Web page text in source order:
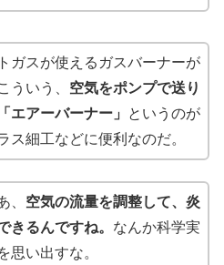
ガスが使えるガスバーナーが
ういう、 空気をポンプで送り
エアーバーナー」
というのが
ス細工などに便利なのだ。
、 空気の流量を調整して、炎
きるんですね。 なんか科学実
思い出すな。